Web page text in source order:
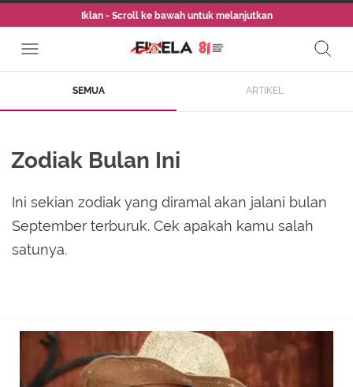
Iklan - Scroll ke bawah untuk melanjutkan
SEMUA ARTIKEL
Zodiak Bulan Ini
Ini sekian zodiak yang diramal akan jalani bulan
September terburuk. Cek apakah kamu salah
satunya.